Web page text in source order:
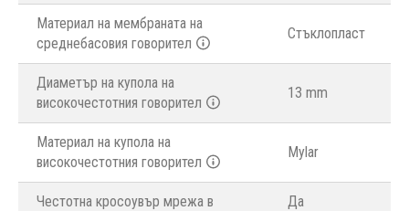
Материал на мембраната на
среднебасовия говорител
Стъклопласт
Диаметър на купола на
високочестотния говорител
13 mm
Материал на купола на
високочестотния говорител
Mylar
Честотна кросоувър мрежа в
Да